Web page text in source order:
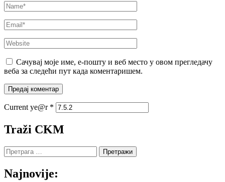
Name*
Email*
Website
Сачувај моје име, е-пошту и веб место у овом прегледачу
веба за следећи пут када коментаришем.
Current ye@r *
Traži CKM
Претрага
за:
Najnovije: